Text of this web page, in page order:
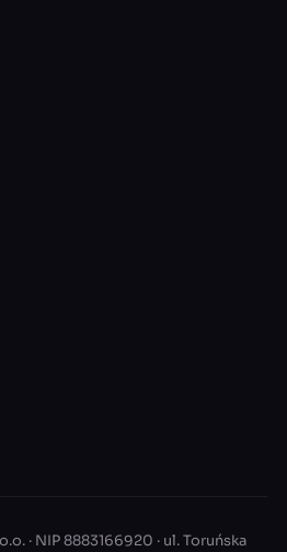
· NIP 8883166920 · ul. Toruńska